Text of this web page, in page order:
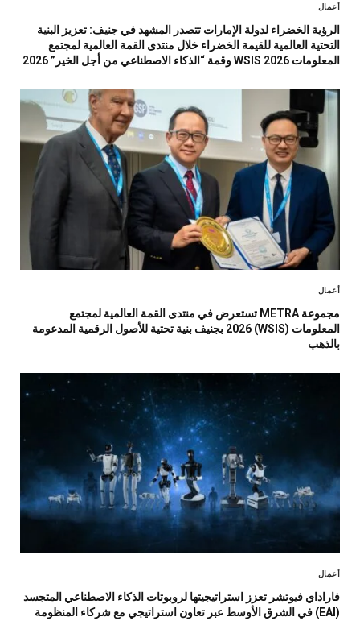
أعمال
الرؤية الخضراء لدولة الإمارات تتصدر المشهد في جنيف: تعزيز البنية
التحتية العالمية للقيمة الخضراء خلال منتدى القمة العالمية لمجتمع
المعلومات WSIS 2026 وقمة “الذكاء الاصطناعي من أجل الخير” 2026
أعمال
مجموعة METRA تستعرض في منتدى القمة العالمية لمجتمع
المعلومات (WSIS) 2026 بجنيف بنية تحتية للأصول الرقمية المدعومة
بالذهب
أعمال
فاراداي فيوتشر تعزز استراتيجيتها لروبوتات الذكاء الاصطناعي المتجسد
(EAI) في الشرق الأوسط عبر تعاون استراتيجي مع شركاء المنظومة